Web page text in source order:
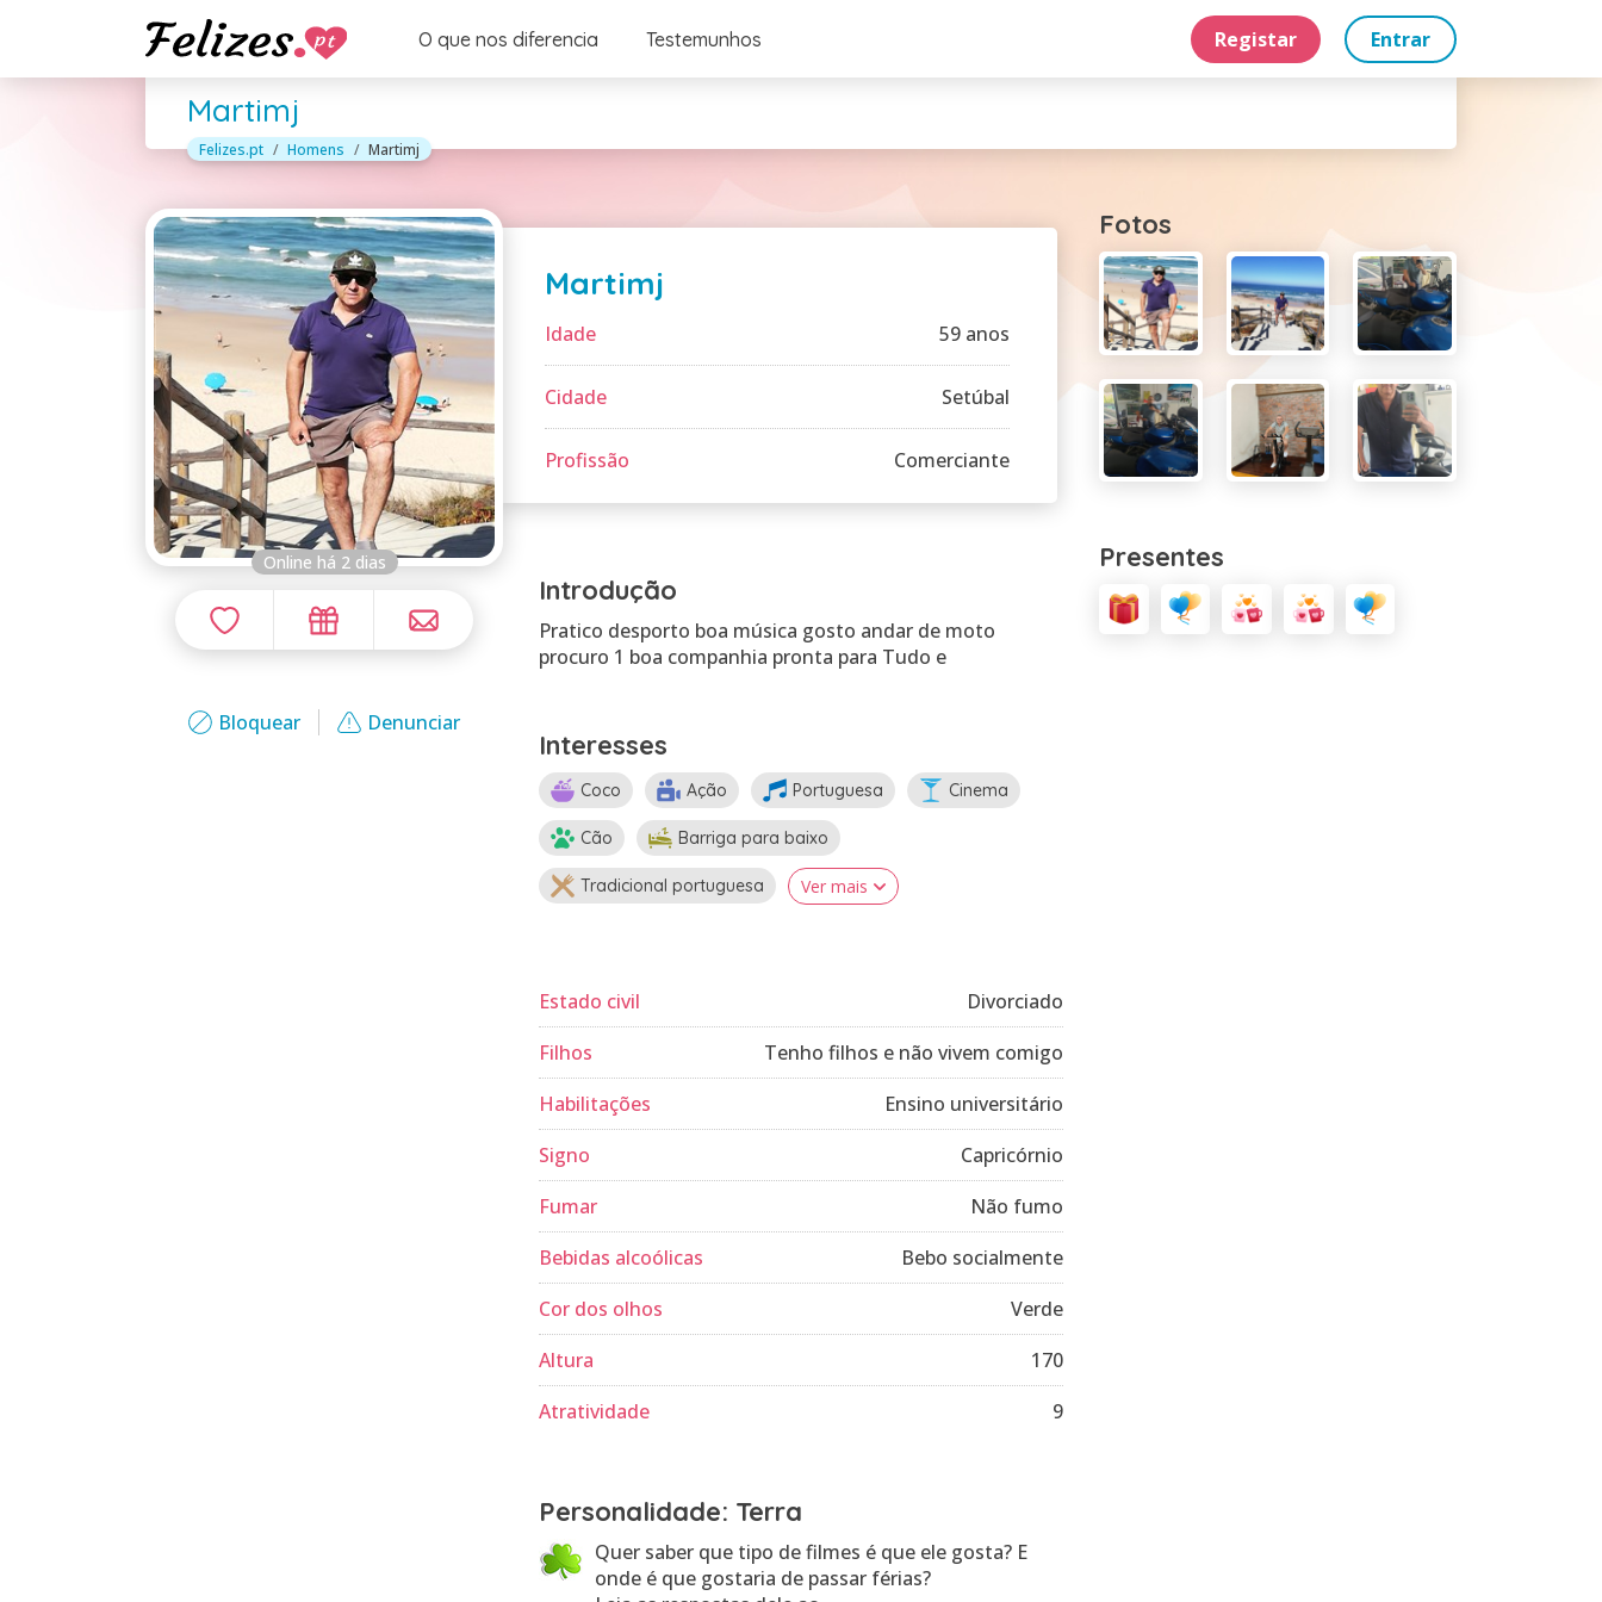
O que nos diferencia Testemunhos Registar Entrar
Martimj
Felizes.pt Homens Martimj
Online há 2 dias
Bloquear Denunciar
Martimj
Idade 59 anos
Cidade Setúbal
Profissão Comerciante
Introdução
Pratico desporto boa música gosto andar de moto
procuro 1 boa companhia pronta para Tudo e
Interesses
Coco Ação Portuguesa Cinema
Cão Barriga para baixo
Tradicional portuguesa Ver mais
Estado civil
Divorciado
Filhos
Tenho filhos e não vivem comigo
Habilitações
Ensino universitário
Signo
Capricórnio
Fumar
Não fumo
Bebidas alcoólicas
Bebo socialmente
Cor dos olhos
Verde
Altura
170
Atratividade
9
Personalidade: Terra
Quer saber que tipo de filmes é que ele gosta? E
onde é que gostaria de passar férias?
Fotos
Presentes